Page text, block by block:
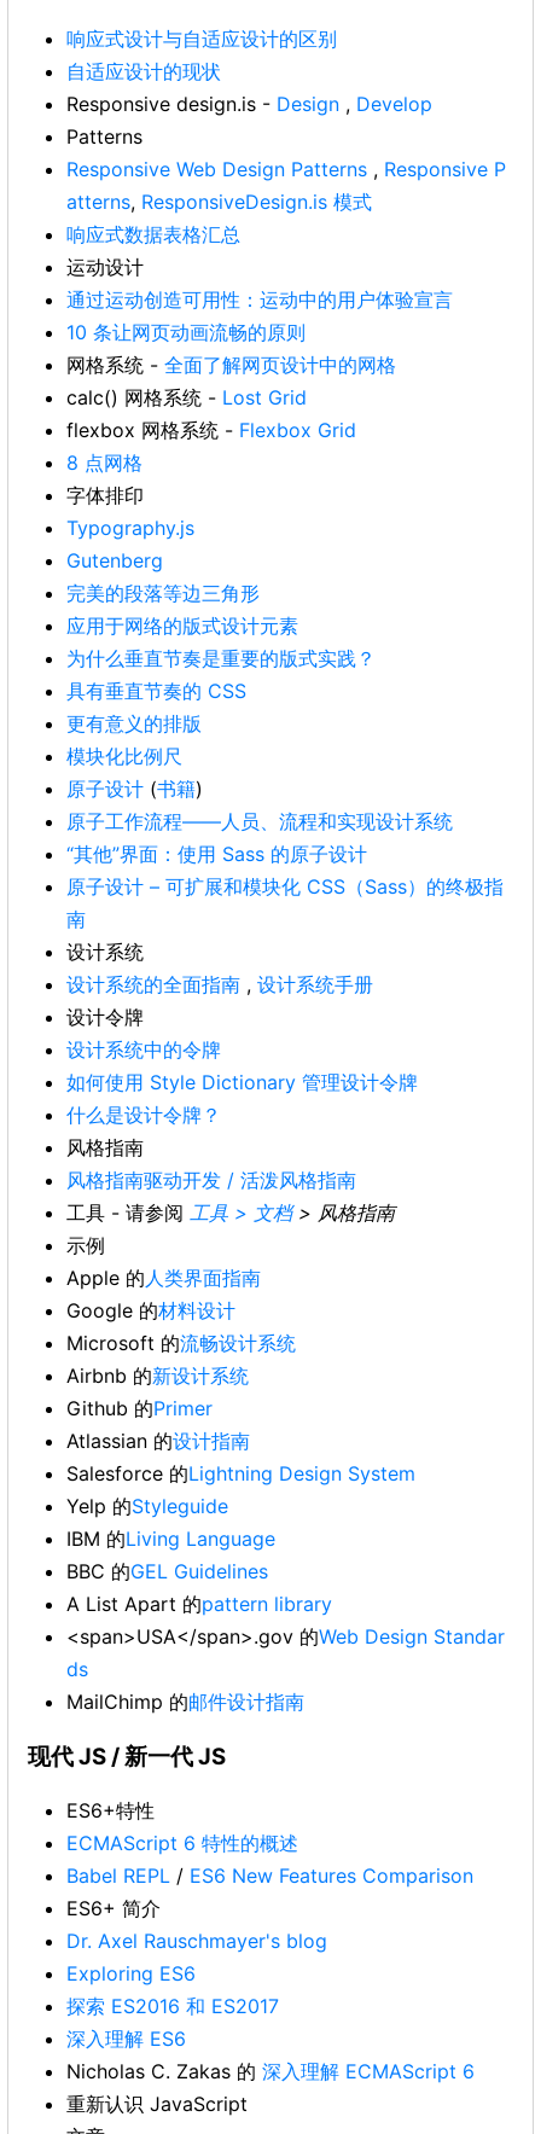
响应式设计与自适应设计的区别
自适应设计的现状
Responsive design.is - Design , Develop
Patterns
Responsive Web Design Patterns , Responsive P
atterns, ResponsiveDesign.is 模式
响应式数据表格汇总
运动设计
通过运动创造可用性：运动中的用户体验宣言
10 条让网页动画流畅的原则
网格系统 - 全面了解网页设计中的网格
calc() 网格系统 - Lost Grid
flexbox 网格系统 - Flexbox Grid
8 点网格
字体排印
Typography.js
Gutenberg
完美的段落等边三角形
应用于网络的版式设计元素
为什么垂直节奏是重要的版式实践？
具有垂直节奏的 CSS
更有意义的排版
模块化比例尺
原子设计 (书籍)
原子工作流程——人员、流程和实现设计系统
“其他”界面：使用 Sass 的原子设计
原子设计 – 可扩展和模块化 CSS（Sass）的终极指
南
设计系统
设计系统的全面指南 , 设计系统手册
设计令牌
设计系统中的令牌
如何使用 Style Dictionary 管理设计令牌
什么是设计令牌？
风格指南
风格指南驱动开发 / 活泼风格指南
工具 - 请参阅 工具 > 文档> 风格指南
示例
Apple 的人类界面指南
Google 的材料设计
Microsoft 的流畅设计系统
Airbnb 的新设计系统
Github 的Primer
Atlassian 的设计指南
Salesforce 的Lightning Design System
Yelp 的Styleguide
IBM 的Living Language
BBC 的GEL Guidelines
A List Apart 的pattern library
<span>USA</span>.gov 的Web Design Standar
ds
MailChimp 的邮件设计指南
现代 JS / 新一代 JS
ES6+特性
ECMAScript 6 特性的概述
Babel REPL / ES6 New Features Comparison
ES6+ 简介
Dr. Axel Rauschmayer's blog
Exploring ES6
探索 ES2016 和 ES2017
深入理解 ES6
Nicholas C. Zakas 的 深入理解 ECMAScript 6
重新认识 JavaScript